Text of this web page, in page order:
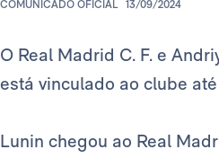
COMUNICADO OFICIAL 13/09/2024
O Real Madrid C. F. e
está vinculado ao clube
Lunin chegou ao Real